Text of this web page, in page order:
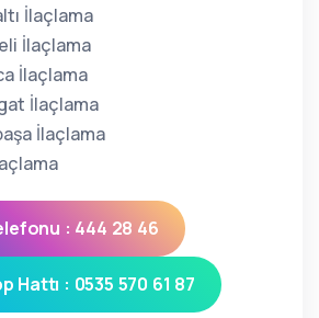
İlaçlama
İlaçlama
İlaçlama
İlaçlama
İlaçlama
: 444 28 46
Hattı : 0535 570 61 87